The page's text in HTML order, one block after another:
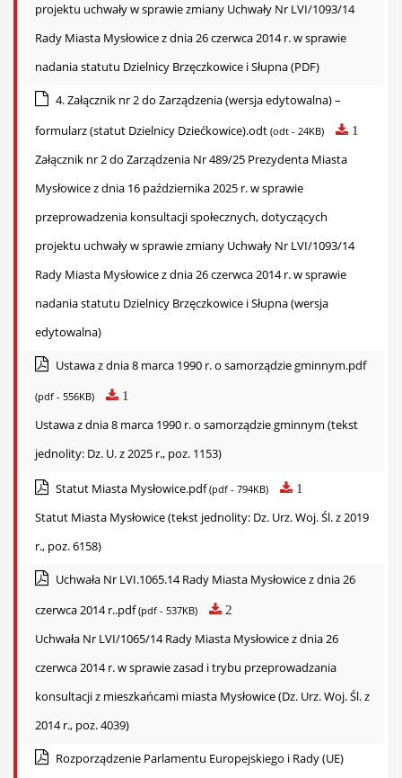
projektu uchwały w sprawie zmiany Uchwały Nr LVI/1093/14
Rady Miasta Mysłowice z dnia 26 czerwca 2014 r. w sprawie
nadania statutu Dzielnicy Brzęczkowice i Słupna (PDF)
4. Załącznik nr 2 do Zarządzenia (wersja edytowalna) –
formularz (statut Dzielnicy Dziećkowice).odt (odt - 24KB) 1
Załącznik nr 2 do Zarządzenia Nr 489/25 Prezydenta Miasta
Mysłowice z dnia 16 października 2025 r. w sprawie
przeprowadzenia konsultacji społecznych, dotyczących
projektu uchwały w sprawie zmiany Uchwały Nr LVI/1093/14
Rady Miasta Mysłowice z dnia 26 czerwca 2014 r. w sprawie
nadania statutu Dzielnicy Brzęczkowice i Słupna (wersja
edytowalna)
Ustawa z dnia 8 marca 1990 r. o samorządzie gminnym.pdf
(pdf - 556KB) 1
Ustawa z dnia 8 marca 1990 r. o samorządzie gminnym (tekst
jednolity: Dz. U. z 2025 r., poz. 1153)
Statut Miasta Mysłowice.pdf(pdf - 794KB) 1
Statut Miasta Mysłowice (tekst jednolity: Dz. Urz. Woj. Śl. z 2019
r., poz. 6158)
Uchwała Nr LVI.1065.14 Rady Miasta Mysłowice z dnia 26
czerwca 2014 r..pdf(pdf - 537KB) 2
Uchwała Nr LVI/1065/14 Rady Miasta Mysłowice z dnia 26
czerwca 2014 r. w sprawie zasad i trybu przeprowadzania
konsultacji z mieszkańcami miasta Mysłowice (Dz. Urz. Woj. Śl. z
2014 r., poz. 4039)
Rozporządzenie Parlamentu Europejskiego i Rady (UE)